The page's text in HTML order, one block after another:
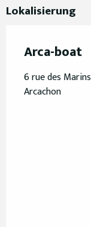
Lokalisierung
Arca-boat
6 rue des
Arcachon